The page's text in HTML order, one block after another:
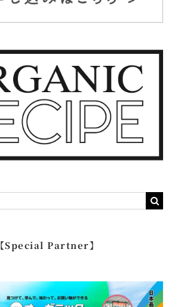
【Special Partner】